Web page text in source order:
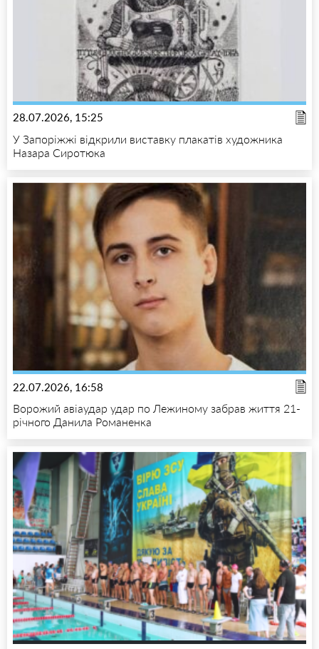
28.07.2026, 15:25
У Запоріжжі відкрили виставку плакатів художника
Назара Сиротюка
22.07.2026, 16:58
Ворожий авіаудар удар по Лежиному забрав життя 21-
річного Данила Романенка